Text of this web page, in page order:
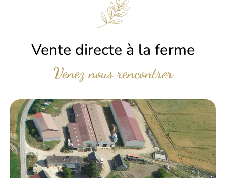
Vente directe à la ferme
Venez nous rencontrer